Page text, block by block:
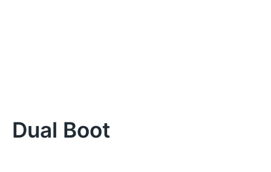
Dual Boot